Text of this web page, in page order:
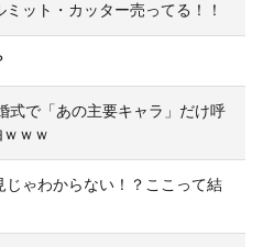
ミット・カッター売ってる！！
式で「あの主要キャラ」だけ呼
ｗｗ
じゃわからない！？ここって結